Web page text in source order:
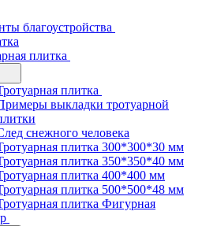
благоустройства
плитка
плитка
выкладки тротуарной
снежного человека
плитка 300*300*30 мм
плитка 350*350*40 мм
плитка 400*400 мм
плитка 500*500*48 мм
плитка Фигурная